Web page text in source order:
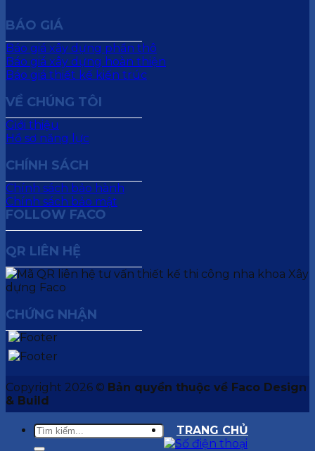
BÁO GIÁ
Báo giá xây dựng phần thô
Báo giá xây dựng hoàn thiện
Báo giá thiết kế kiến trúc
VỀ CHÚNG TÔI
Giới thiệu
Hồ sơ năng lực
CHÍNH SÁCH
Chính sách bảo hành
Chính sách bảo mật
FOLLOW FACO
QR LIÊN HỆ
CHỨNG NHẬN
Copyright 2026 © Bản quyền thuộc về Faco Design
& Build
TRANG CHỦ